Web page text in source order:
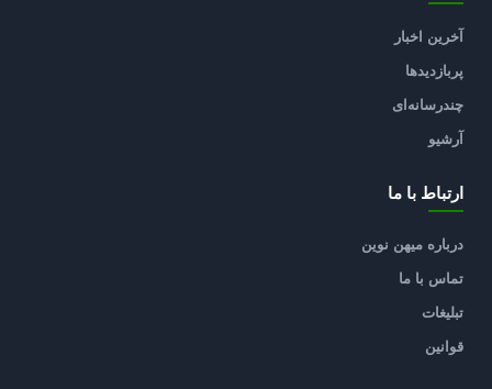
آخرین اخبار
پربازدیدها
چندرسانه‌ای
آرشیو
ارتباط با ما
درباره میهن نوین
تماس با ما
تبلیغات
قوانین